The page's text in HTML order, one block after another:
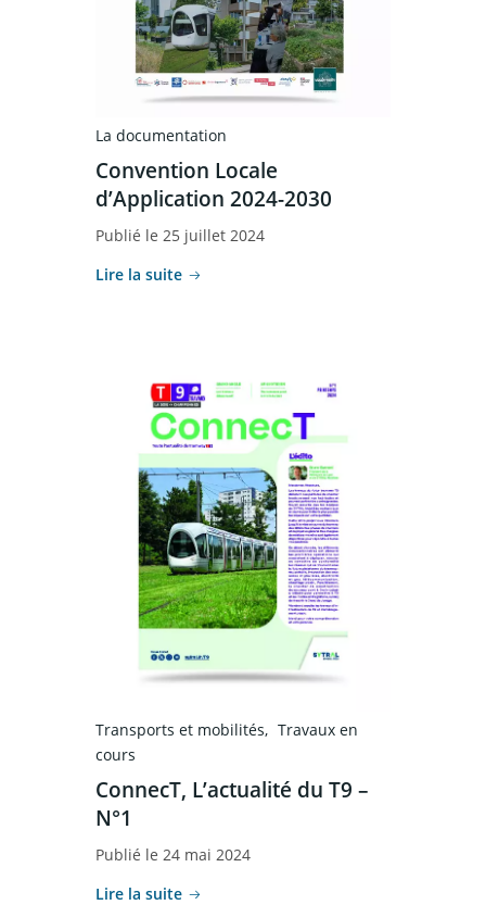
La documentation
Convention Locale
d’Application 2024-2030
Publié le 25 juillet 2024
Lire la suite
Transports et mobilités
Travaux en
cours
ConnecT, L’actualité du T9 –
N°1
Publié le 24 mai 2024
Lire la suite